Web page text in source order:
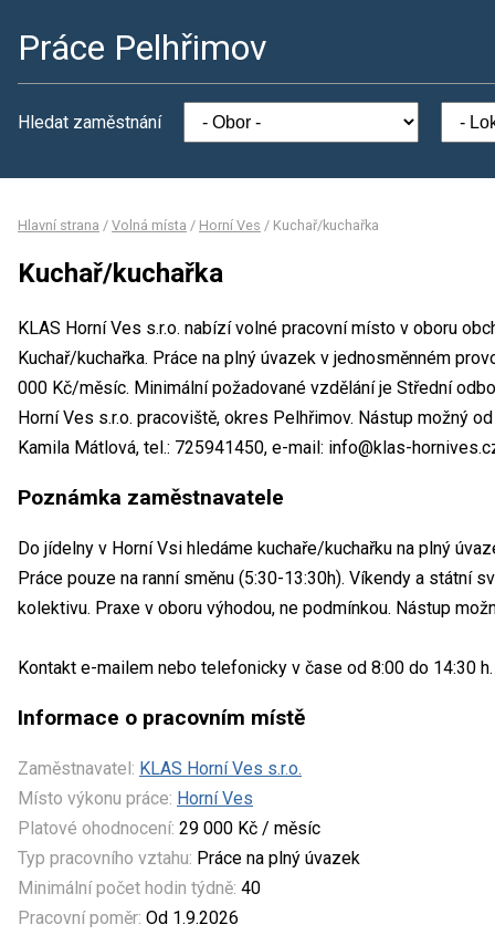
Práce Pelhřimov
Hledat zaměstnání
Hlavní strana / Volná místa / Horní Ves / Kuchař/kuchařka
Kuchař/kuchařka
KLAS Horní Ves s.r.o. nabízí volné pracovní místo v oboru
Kuchař/kuchařka. Práce na plný úvazek v jednosměnném
000 Kč/měsíc. Minimální požadované vzdělání je Střední
Horní Ves s.r.o. pracoviště, okres Pelhřimov. Nástup možný
Kamila Mátlová, tel.: 725941450, e-mail: info@klas-
Poznámka zaměstnavatele
Do jídelny v Horní Vsi hledáme kuchaře/kuchařku na plný
Práce pouze na ranní směnu (5:30-13:30h). Víkendy a státní
kolektivu. Praxe v oboru výhodou, ne podmínkou. Nástup
Kontakt e-mailem nebo telefonicky v čase od 8:00 do 14:30 h.
Informace o pracovním místě
Zaměstnavatel: KLAS Horní Ves s.r.o.
Místo výkonu práce: Horní Ves
Platové ohodnocení: 29 000 Kč / měsíc
Typ pracovního vztahu: Práce na plný úvazek
Minimální počet hodin týdně: 40
Pracovní poměr: Od 1.9.2026